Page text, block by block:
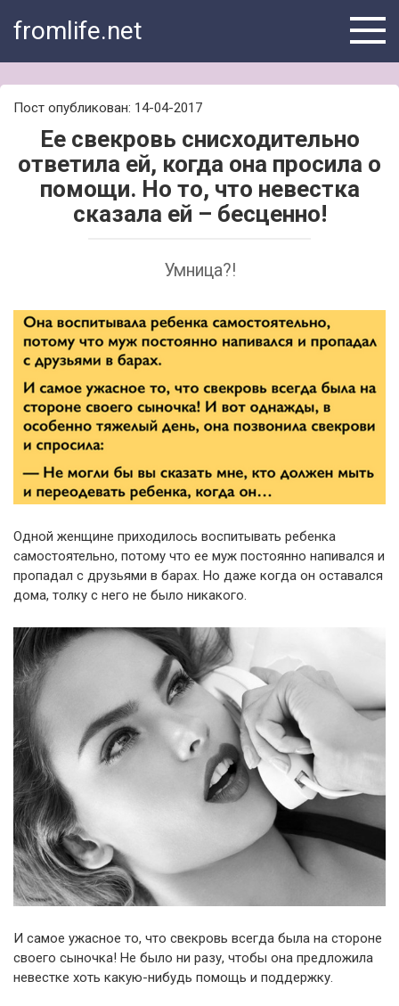
fromlife.net
Пост опубликован: 14-04-2017
Ее свекровь снисходительно
ответила ей, когда она просила о
помощи. Но то, что невестка
сказала ей – бесценно!
Умница?!
Одной женщине приходилось воспитывать ребенка
самостоятельно, потому что ее муж постоянно напивался и
пропадал с друзьями в барах. Но даже когда он оставался
дома, толку с него не было никакого.
И самое ужасное то, что свекровь всегда была на стороне
своего сыночка! Не было ни разу, чтобы она предложила
невестке хоть какую-нибудь помощь и поддержку.